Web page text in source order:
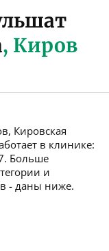
, Киров
Кировская
в клинике:
Больше
и
- даны ниже.